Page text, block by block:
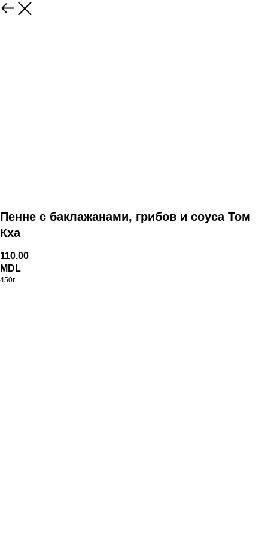
Пенне с баклажанами, грибов и соуса Том
Кха
110.00
MDL
450г